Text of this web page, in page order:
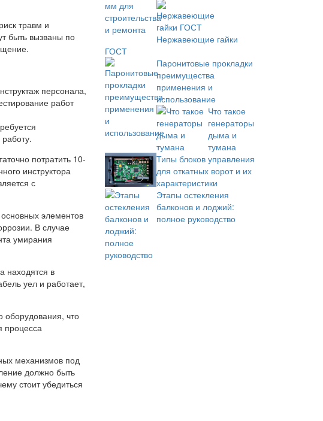
травм и
быть вызваны по
персонала,
работ
потратить 10-
инструктора
с
элементов
В случае
умирания
находятся в
уел и работает,
оборудования, что
процесса
механизмов под
должно быть
стоит убедиться
Нержавеющие гайки
ГОСТ
Паронитовые прокладки
преимущества
применения и
использование
Что такое
генераторы
дыма и
тумана
Типы блоков управления
для откатных ворот и их
характеристики
Этапы остекления
балконов и лоджий:
полное руководство